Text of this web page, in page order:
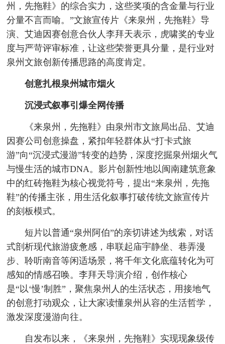
州，先拖鞋》的综合实力，这些奖项的含金量与行业
分量不言而喻。”文旅宣传片《来泉州，先拖鞋》导
演、艾迪因赛创意合伙人李拜天表示，虎啸奖的专业
度与严苛评审标准，让这些荣誉更具分量，是行业对
泉州文旅创新传播思路的高度肯定。
创意扎根泉州城市烟火
沉浸式叙事引爆全网传播
《来泉州，先拖鞋》由泉州市文旅局出品、艾迪
因赛公司创意操盘，紧扣年轻群体从“打卡式旅
游”向“沉浸式漫游”转变的趋势，深度挖掘泉州烟火气
与慢生活的城市DNA。影片创新性地以闽南建筑意象
中的红砖拖鞋为核心视觉符号，提出“来泉州，先拖
鞋”的传播主张，用生活化叙事打破传统文旅宣传片
的刻板模式。
短片以普通“泉州阿伯”的亲切讲述为线索，对话
式剖析现代旅游疲惫感，串联起庙宇静坐、巷弄漫
步、聆听南音等闲适场景，将千年文化底蕴转化为可
感知的情感召唤。李拜天导演介绍，创作核心
是“以‘慢’制胜”，聚焦泉州人的生活状态，用接地气
的创意打动观众，让大家读懂泉州从容的生活哲学，
激发深度漫游向往。
自发布以来，《来泉州，先拖鞋》实现现象级传